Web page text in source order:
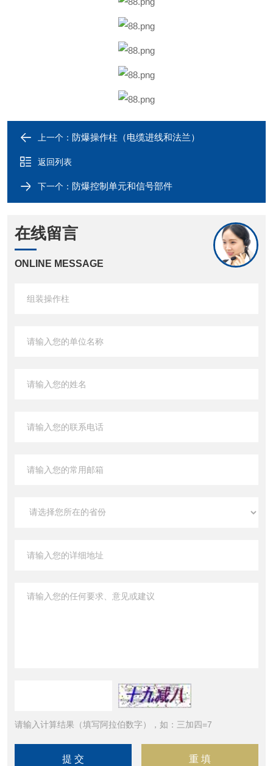
上一个： 防爆操作柱（电缆进线和法兰）
返回列表
下一个： 防爆控制单元和信号部件
在线留言
ONLINE MESSAGE
请输入计算结果（填写阿拉伯数字），如：三加四=7